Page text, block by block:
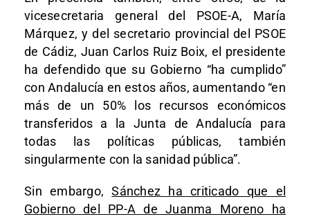
vicesecretaria general del PSOE-A, María
Márquez, y del secretario provincial del PSOE
de Cádiz, Juan Carlos Ruiz Boix, el presidente
ha defendido que su Gobierno “ha cumplido”
con Andalucía en estos años, aumentando “en
más de un 50% los recursos económicos
transferidos a la Junta de Andalucía para
todas las políticas públicas, también
singularmente con la sanidad pública”.
Sin embargo,Sánchez ha criticado que el
Gobierno del PP-A de Juanma Moreno ha